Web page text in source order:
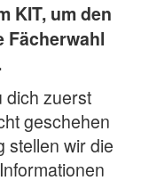
KIT, um den
Fächerwahl
dich zuerst
geschehen
stellen wir die